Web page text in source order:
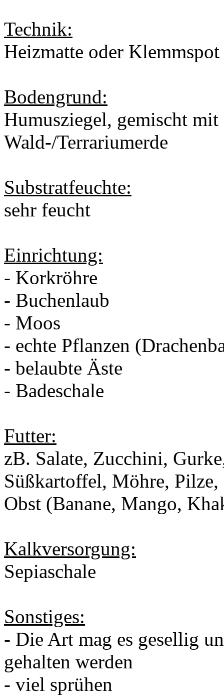
Technik:
Heizmatte oder Klemmspot
Bodengrund:
Humusziegel, gemischt
Wald-/Terrariumerde
Substratfeuchte:
sehr feucht
Einrichtung:
- Korkröhre
- Buchenlaub
- Moos
- echte Pflanzen
- belaubte Äste
- Badeschale
Futter:
zB. Salate, Zucchini,
Süßkartoffel, Möhre,
Obst (Banane, Mango,
Kalkversorgung:
Sepiaschale
Sonstiges:
- Die Art mag es gesellig
gehalten werden
- viel sprühen